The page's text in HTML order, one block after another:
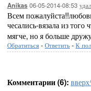
Anikas 06-05-2014-08:53
Всем
чесались-вязала из
мягче, но я больше
Обратиться - Ответить - К
Комментарии (6):